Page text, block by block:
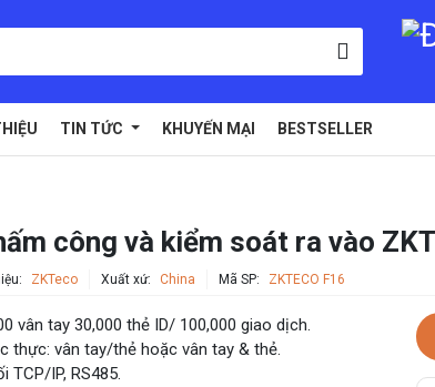
TIN TỨC KHUYẾN MẠI BESTSELLER
công và kiểm soát ra vào
ZKTeco Xuất xứ: China Mã SP: ZKTECO F16
vân tay 30,000 thẻ ID/ 100,000 giao dịch.
thực: vân tay/thẻ hoặc vân tay & thẻ.
TCP/IP, RS485.